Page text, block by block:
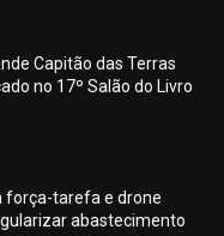
Capitão das Terras
no 17º Salão do Livro
força-tarefa e drone
abastecimento